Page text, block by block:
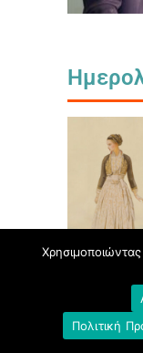
Αρχείο
Πολιτική